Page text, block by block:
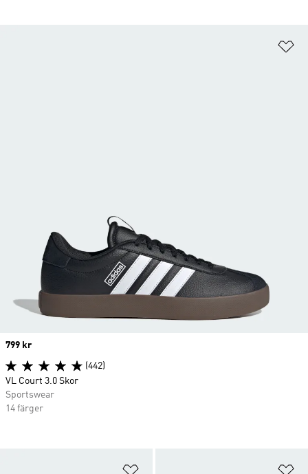
Price
799 kr
(442)
VL Court 3.0 Skor
Sportswear
14 färger